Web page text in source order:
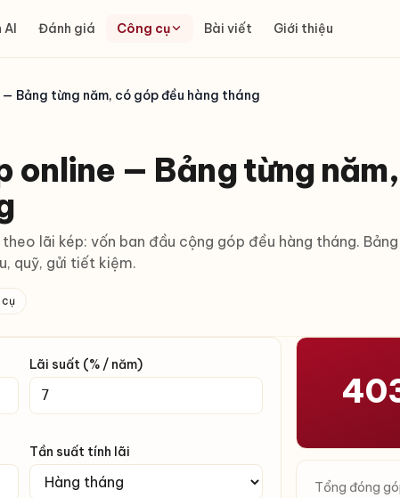
AI Đánh giá Công cụ Bài viết Giới thiệu
Bảng từng năm, có góp đều hàng tháng
online — Bảng từng
lãi kép: vốn ban đầu cộng góp đều hàng tháng.
quỹ, gửi tiết kiệm.
Lãi suất (% / năm)
Tần suất tính lãi
Tổng đóng